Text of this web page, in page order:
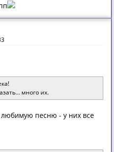
много их.
песню - у них все